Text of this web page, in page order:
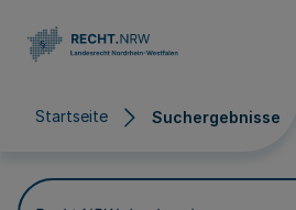
Startseite Suchergebnisse
Suchergebnisse